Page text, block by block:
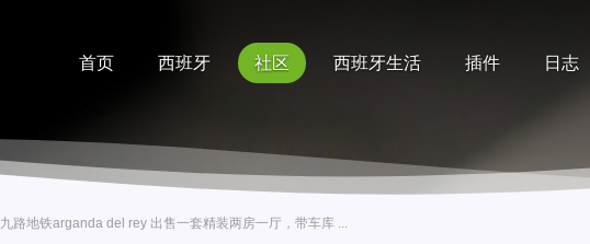
首页 西班牙 社区 西班牙生活 插件 日志
九路地铁arganda del rey 出售一套精装两房一厅，带车库 ...